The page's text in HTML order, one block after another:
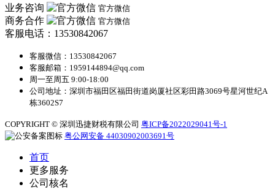
业务咨询 官方微信
商务合作 官方微信
客服电话：13530842067
客服微信：13530842067
客服邮箱：1959144894@qq.com
周一至周五 9:00-18:00
公司地址：深圳市福田区福田街道岗厦社区彩田路3069号星河世纪A
栋3602S7
COPYRIGHT © 深圳迅捷财税有限公司 粤ICP备2022029041号-1
粤公网安备 44030902003691号
首页
更多服务
公司核名